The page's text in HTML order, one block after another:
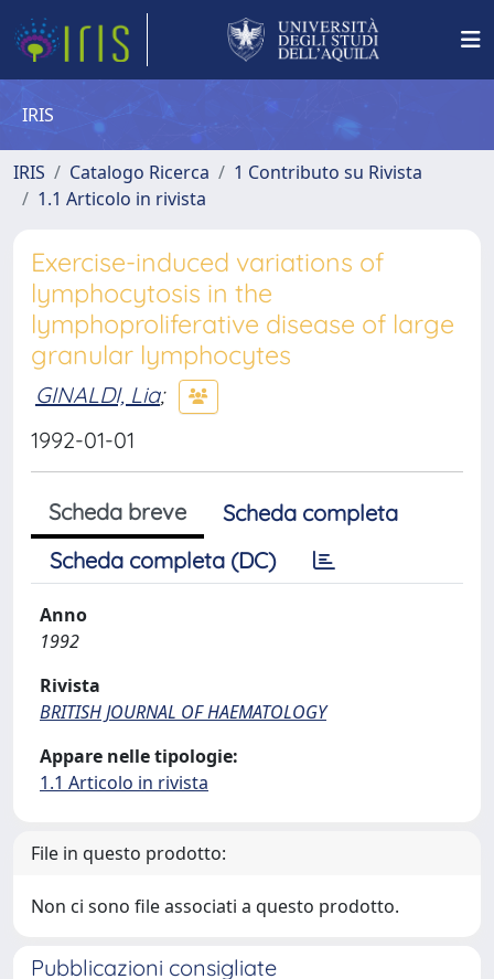
IRIS
IRIS Catalogo Ricerca
1 Contributo su Rivista
1.1 Articolo in rivista
Exercise-induced variations of
lymphocytosis in the
lymphoproliferative disease of large
granular lymphocytes
GINALDI, Lia;
1992-01-01
Scheda breve
Scheda completa
Scheda completa (DC)
Anno
1992
Rivista
BRITISH JOURNAL OF HAEMATOLOGY
Appare nelle tipologie:
1.1 Articolo in rivista
File in questo prodotto:
Non ci sono file associati a questo prodotto.
Pubblicazioni consigliate